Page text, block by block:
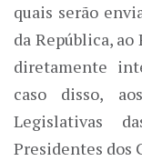
quais serão
da República,
diretamente
caso disso,
Legislativas
Presidentes dos